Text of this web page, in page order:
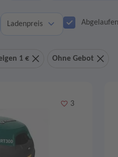
Ladenpreis
1 € Ohne Gebot
Merken
3